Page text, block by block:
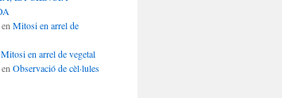
Mitosi en arrel de
Mitosi en arrel de vegetal
Observació de cèl·lules